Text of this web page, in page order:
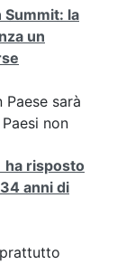
Summit: la
un
Paese sarà
non
ha risposto
anni di